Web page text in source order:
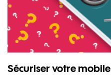
Sécuriser votre mobile